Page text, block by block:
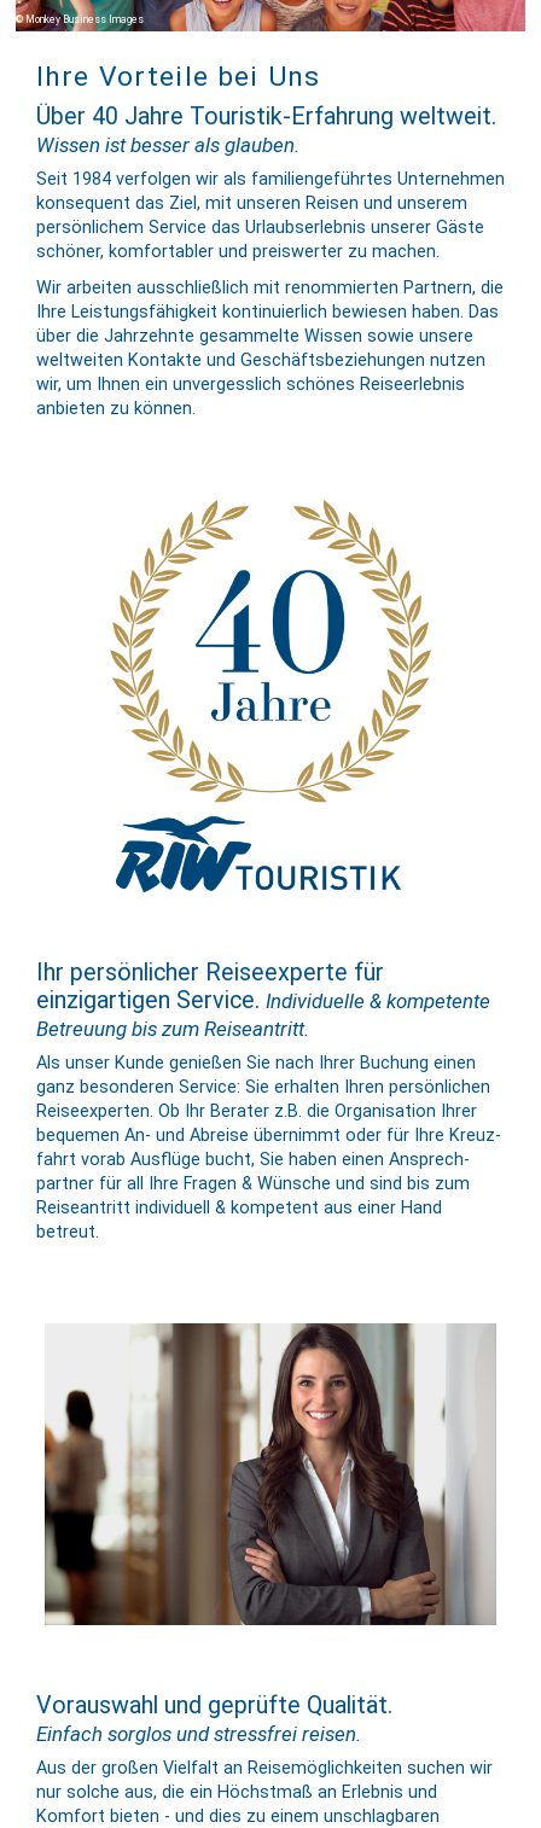
Monkey Business Images
Ihre Vorteile bei Uns
Über 40 Jahre Touristik-Erfahrung weltweit.
Wissen ist besser als glauben.
Seit 1984 verfolgen wir als familien­geführtes Unternehmen
konse­quent das Ziel, mit unseren Reisen und unserem
persön­lichem Service das Urlaubs­erlebnis unserer Gäste
schöner, komfor­tabler und preis­werter zu machen.
Wir arbeiten ausschließlich mit renommierten Partnern, die
Ihre Leis­tungs­fähig­keit kon­tinuier­lich bewiesen haben. Das
über die Jahr­zehnte gesam­melte Wissen sowie unsere
welt­weiten Kontakte und Geschäfts­be­zieh­ungen nutzen
wir, um Ihnen ein un­vergess­lich schönes Reise­er­leb­nis
anbieten zu können.
Ihr persönlicher Reiseexperte für
einzigartigen Service. Individuelle & kompetente
Betreuung bis zum Reiseantritt.
Als unser Kunde genießen Sie nach Ihrer Buchung einen
ganz besonderen Service: Sie er­halten Ihren per­sön­lichen
Reise­experten. Ob Ihr Berater z.B. die Or­ga­ni­sation Ihrer
bequemen An- und Abreise über­nimmt oder für Ihre Kreuz­
fahrt vorab Aus­flüge bucht, Sie haben einen An­sprech­
partner für all Ihre Fragen & Wünsche und sind bis zum
Reise­antritt in­divi­duell & kompe­tent aus einer Hand
betreut.
Vorauswahl und geprüfte Qualität.
Einfach sorglos und stressfrei reisen.
Aus der großen Vielfalt an Reise­mög­lich­keiten suchen wir
nur solche aus, die ein Höchst­maß an Er­lebnis und
Komfort bieten - und dies zu einem un­schlag­baren